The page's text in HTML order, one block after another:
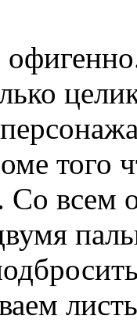
того
Со всем